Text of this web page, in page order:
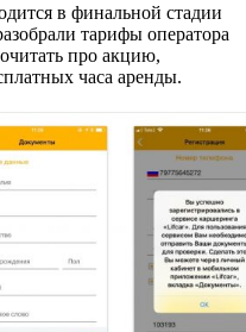
в финальной стадии
тарифы оператора
про акцию,
часа аренды.